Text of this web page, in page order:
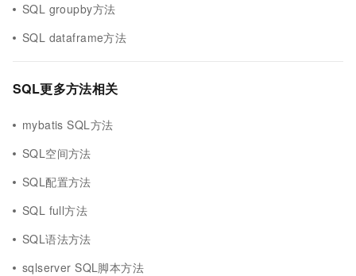
SQL groupby方法
SQL dataframe方法
SQL更多方法相关
mybatis SQL方法
SQL空间方法
SQL配置方法
SQL full方法
SQL语法方法
sqlserver SQL脚本方法